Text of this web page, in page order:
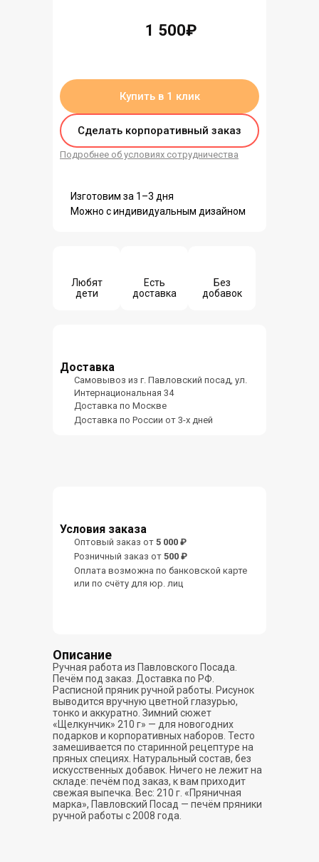
Купить в 1 клик
Сделать корпоративный заказ
Подробнее об условиях сотрудничества
Любят
дети
Есть
доставка
Без
добавок
Описание
Ручная работа из Павловского Посада.
Печём под заказ. Доставка по РФ.
Расписной пряник ручной работы. Рисунок
выводится вручную цветной глазурью,
тонко и аккуратно. Зимний сюжет
«Щелкунчик» 210 г» — для новогодних
подарков и корпоративных наборов. Тесто
замешивается по старинной рецептуре на
пряных специях. Натуральный состав, без
искусственных добавок. Ничего не лежит на
складе: печём под заказ, к вам приходит
свежая выпечка. Вес: 210 г. «Пряничная
марка», Павловский Посад — печём пряники
ручной работы с 2008 года.
1 500₽
Доставка
Самовывоз из г. Павловский посад, ул.
Интернациональная 34
Доставка по Москве
Доставка по России от 3-х дней
Условия заказа
Оптовый заказ от 5 000 ₽
Розничный заказ от 500 ₽
Оплата возможна по банковской карте
или по счёту для юр. лиц
Изготовим за 1–3 дня
Можно с индивидуальным дизайном